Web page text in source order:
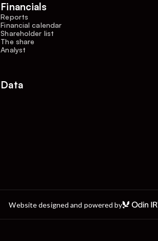
Financials
Reports
Financial calendar
Shareholder list
The share
Analyst
Data
Website designed and powered by